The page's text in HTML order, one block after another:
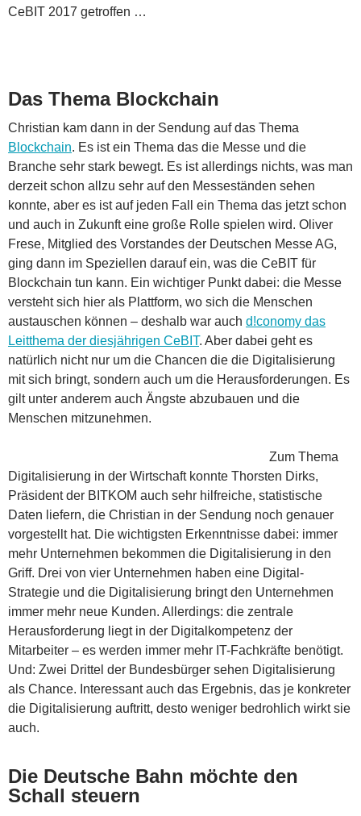
CeBIT 2017 getroffen …
Das Thema Blockchain
Christian kam dann in der Sendung auf das Thema
Blockchain. Es ist ein Thema das die Messe und die
Branche sehr stark bewegt. Es ist allerdings nichts, was man
derzeit schon allzu sehr auf den Messeständen sehen
konnte, aber es ist auf jeden Fall ein Thema das jetzt schon
und auch in Zukunft eine große Rolle spielen wird. Oliver
Frese, Mitglied des Vorstandes der Deutschen Messe AG,
ging dann im Speziellen darauf ein, was die CeBIT für
Blockchain tun kann. Ein wichtiger Punkt dabei: die Messe
versteht sich hier als Plattform, wo sich die Menschen
austauschen können – deshalb war auch d!conomy das
Leitthema der diesjährigen CeBIT. Aber dabei geht es
natürlich nicht nur um die Chancen die die Digitalisierung
mit sich bringt, sondern auch um die Herausforderungen. Es
gilt unter anderem auch Ängste abzubauen und die
Menschen mitzunehmen.
Zum Thema
Digitalisierung in der Wirtschaft konnte Thorsten Dirks,
Präsident der BITKOM auch sehr hilfreiche, statistische
Daten liefern, die Christian in der Sendung noch genauer
vorgestellt hat. Die wichtigsten Erkenntnisse dabei: immer
mehr Unternehmen bekommen die Digitalisierung in den
Griff. Drei von vier Unternehmen haben eine Digital-
Strategie und die Digitalisierung bringt den Unternehmen
immer mehr neue Kunden. Allerdings: die zentrale
Herausforderung liegt in der Digitalkompetenz der
Mitarbeiter – es werden immer mehr IT-Fachkräfte benötigt.
Und: Zwei Drittel der Bundesbürger sehen Digitalisierung
als Chance. Interessant auch das Ergebnis, das je konkreter
die Digitalisierung auftritt, desto weniger bedrohlich wirkt sie
auch.
Die Deutsche Bahn möchte den
Schall steuern